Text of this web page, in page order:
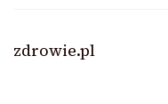
zdrowie.pl